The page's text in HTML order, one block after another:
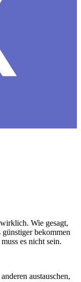
Wie gesagt,
bekommen
es nicht sein.
austauschen,